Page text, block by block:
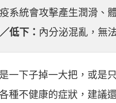
系統會攻擊產生潤滑、
／低下： 內分泌混亂，無
一下子掉一大把，或是
種不健康的症狀，建議